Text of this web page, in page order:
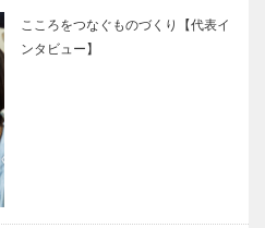
こころをつなぐものづくり【代表イ
ンタビュー】